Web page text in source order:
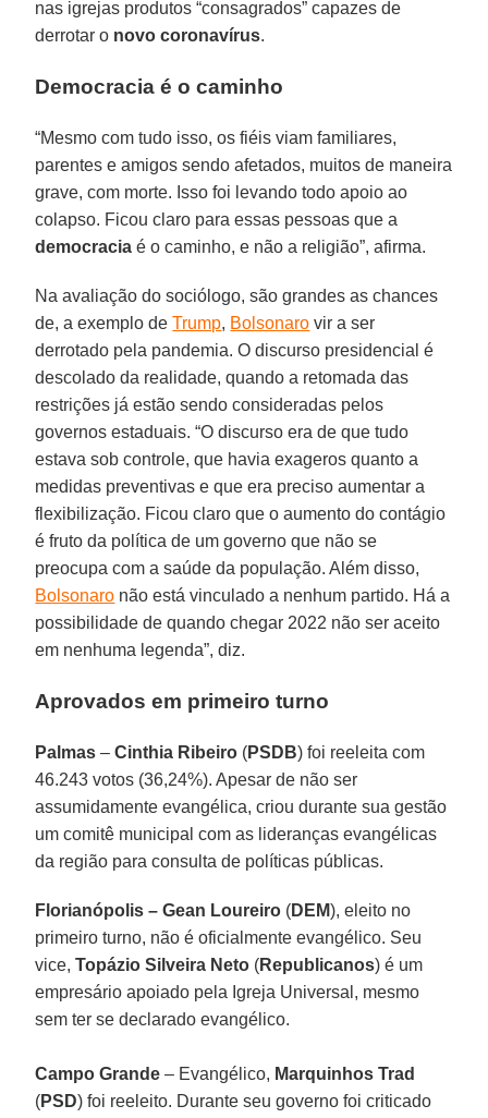
nas igrejas produtos “consagrados” capazes de
derrotar o novo coronavírus.
Democracia é o caminho
“Mesmo com tudo isso, os fiéis viam familiares,
parentes e amigos sendo afetados, muitos de maneira
grave, com morte. Isso foi levando todo apoio ao
colapso. Ficou claro para essas pessoas que a
democracia é o caminho, e não a religião”, afirma.
Na avaliação do sociólogo, são grandes as chances
de, a exemplo deTrump, Bolsonaro vir a ser
derrotado pela pandemia. O discurso presidencial é
descolado da realidade, quando a retomada das
restrições já estão sendo consideradas pelos
governos estaduais. “O discurso era de que tudo
estava sob controle, que havia exageros quanto a
medidas preventivas e que era preciso aumentar a
flexibilização. Ficou claro que o aumento do contágio
é fruto da política de um governo que não se
preocupa com a saúde da população. Além disso,
Bolsonaro não está vinculado a nenhum partido. Há a
possibilidade de quando chegar 2022 não ser aceito
em nenhuma legenda”, diz.
Aprovados em primeiro turno
Palmas –Cinthia Ribeiro (PSDB) foi reeleita com
46.243 votos (36,24%). Apesar de não ser
assumidamente evangélica, criou durante sua gestão
um comitê municipal com as lideranças evangélicas
da região para consulta de políticas públicas.
Florianópolis – Gean Loureiro (DEM), eleito no
primeiro turno, não é oficialmente evangélico. Seu
vice,Topázio Silveira Neto (Republicanos) é um
empresário apoiado pela Igreja Universal, mesmo
sem ter se declarado evangélico.
Campo Grande – Evangélico, Marquinhos Trad
(PSD) foi reeleito. Durante seu governo foi criticado